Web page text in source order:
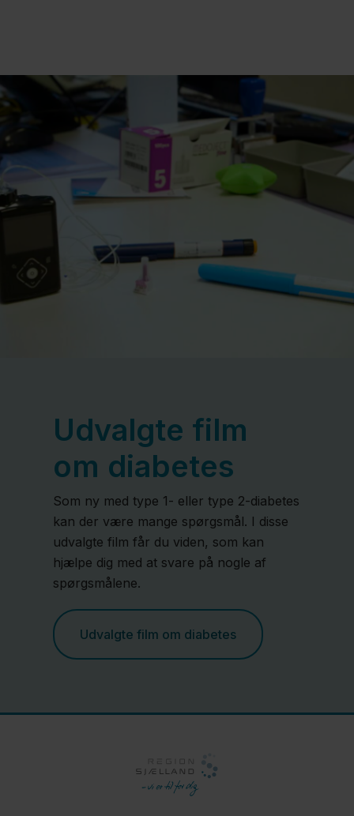
Udvalgte film
om diabetes
Som ny med type 1- eller type 2-diabetes
kan der være mange spørgsmål. I disse
udvalgte film får du viden, som kan
hjælpe dig med at svare på nogle af
spørgsmålene.
Udvalgte film om diabetes